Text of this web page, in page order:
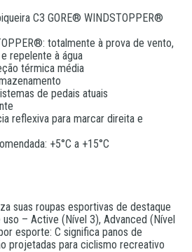
C3 GORE® WINDSTOPPER®
totalmente à prova de vento,
repelente à água
térmica média
de pedais atuais
reflexiva para marcar direita e
+5°C a +15°C
suas roupas esportivas de destaque
– Active (Nível 3), Advanced (Nível
esporte: C significa panos de
projetadas para ciclismo recreativo